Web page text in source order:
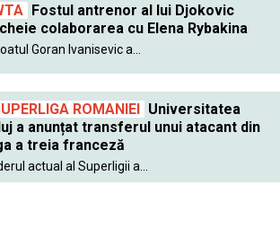
Fostul antrenor al lui Djokovic
colaborarea cu Elena Rybakina
Goran Ivanisevic a...
ROMANIEI Universitatea
a anunțat transferul unui atacant din
a treia franceză
actual al Superligii a...